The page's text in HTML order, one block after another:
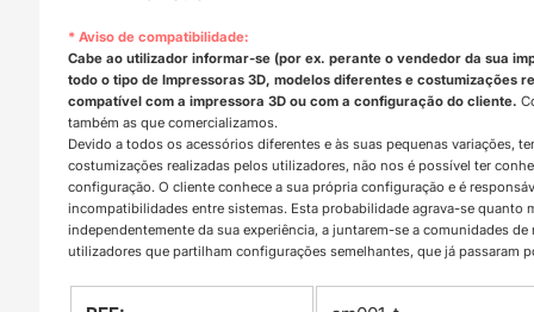
* Aviso de compatibilidade:
Cabe ao utilizador informar-se (por ex. perante o vendedor da sua
todo o tipo de Impressoras 3D, modelos diferentes e costumizações
compatível com a impressora 3D ou com a configuração do cliente.
também as que comercializamos.
Devido a todos os acessórios diferentes e às suas pequenas variações,
costumizações realizadas pelos utilizadores, não nos é possível ter
configuração. O cliente conhece a sua própria configuração e é
incompatibilidades entre sistemas. Esta probabilidade agrava-se
independentemente da sua experiência, a juntarem-se a comunidades
utilizadores que partilham configurações semelhantes, que já passaram